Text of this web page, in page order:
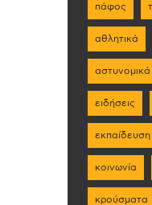
πάφος
αθλητικά
αστυνομικά
ειδήσεις
εκπαίδευση
κοινωνία
κρούσματα